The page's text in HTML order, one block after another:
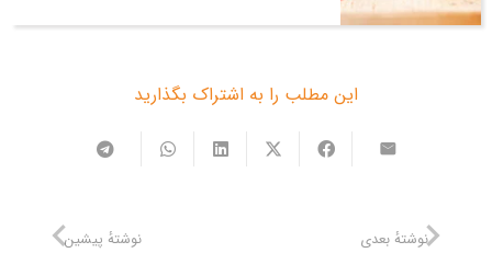
این مطلب را به اشتراک بگذارید
نوشتهٔ پیشین نوشتهٔ بعدی